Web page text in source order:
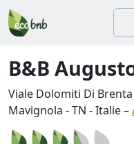
B&B
Viale Dolomiti Di
Mavignola -TN -Italie–